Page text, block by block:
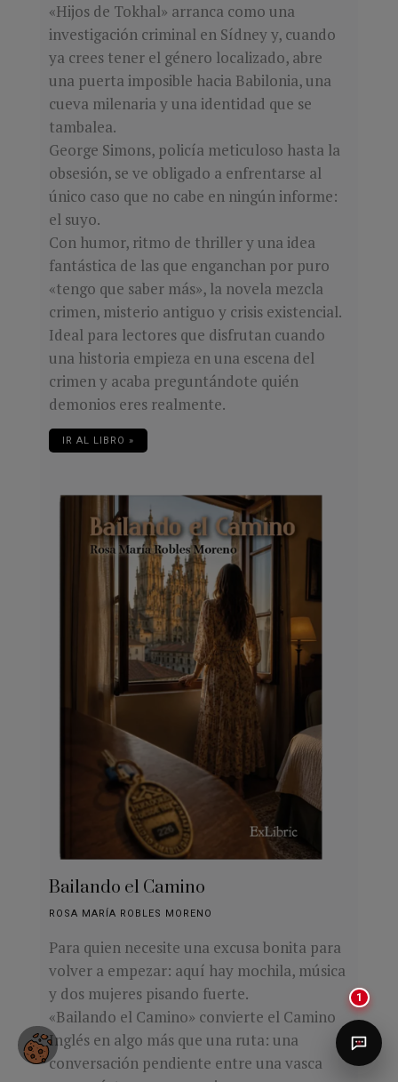
«Hijos de Tokhal» arranca como una
investigación criminal en Sídney y, cuando
ya crees tener el género localizado, abre
una puerta imposible hacia Babilonia, una
cueva milenaria y una identidad que se
tambalea.
George Simons, policía meticuloso hasta la
obsesión, se ve obligado a enfrentarse al
único caso que no cabe en ningún informe:
el suyo.
Con humor, ritmo de thriller y una idea
fantástica de las que enganchan por puro
«tengo que saber más», la novela mezcla
crimen, misterio antiguo y crisis existencial.
Ideal para lectores que disfrutan cuando
una historia empieza en una escena del
crimen y acaba preguntándote quién
demonios eres realmente.
IR AL LIBRO »
Bailando el Camino
ROSA MARÍA ROBLES MORENO
Para quien necesite una excusa bonita para
volver a empezar: aquí hay mochila, música
y dos mujeres pisando fuerte.
«Bailando el Camino» convierte el Camino
Inglés en algo más que una ruta: una
conversación pendiente entre una vasca
1